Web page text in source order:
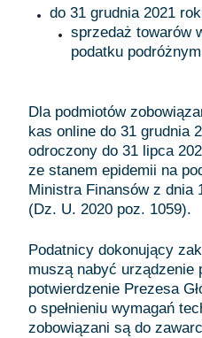
do 31 grudnia 2021
sprzedaż towarów
podatku
Dla podmiotów
kas online do 31 grudnia
odroczony do 31 lipca
ze stanem epidemii na
Ministra Finansów z dnia
(Dz. U. 2020 poz. 1059).
Podatnicy dokonujący
muszą nabyć urządzenie
potwierdzenie Prezesa
o spełnieniu wymagań
zobowiązani są do